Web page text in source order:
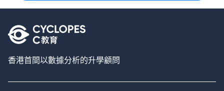
香港首間以數據分析的升學顧問